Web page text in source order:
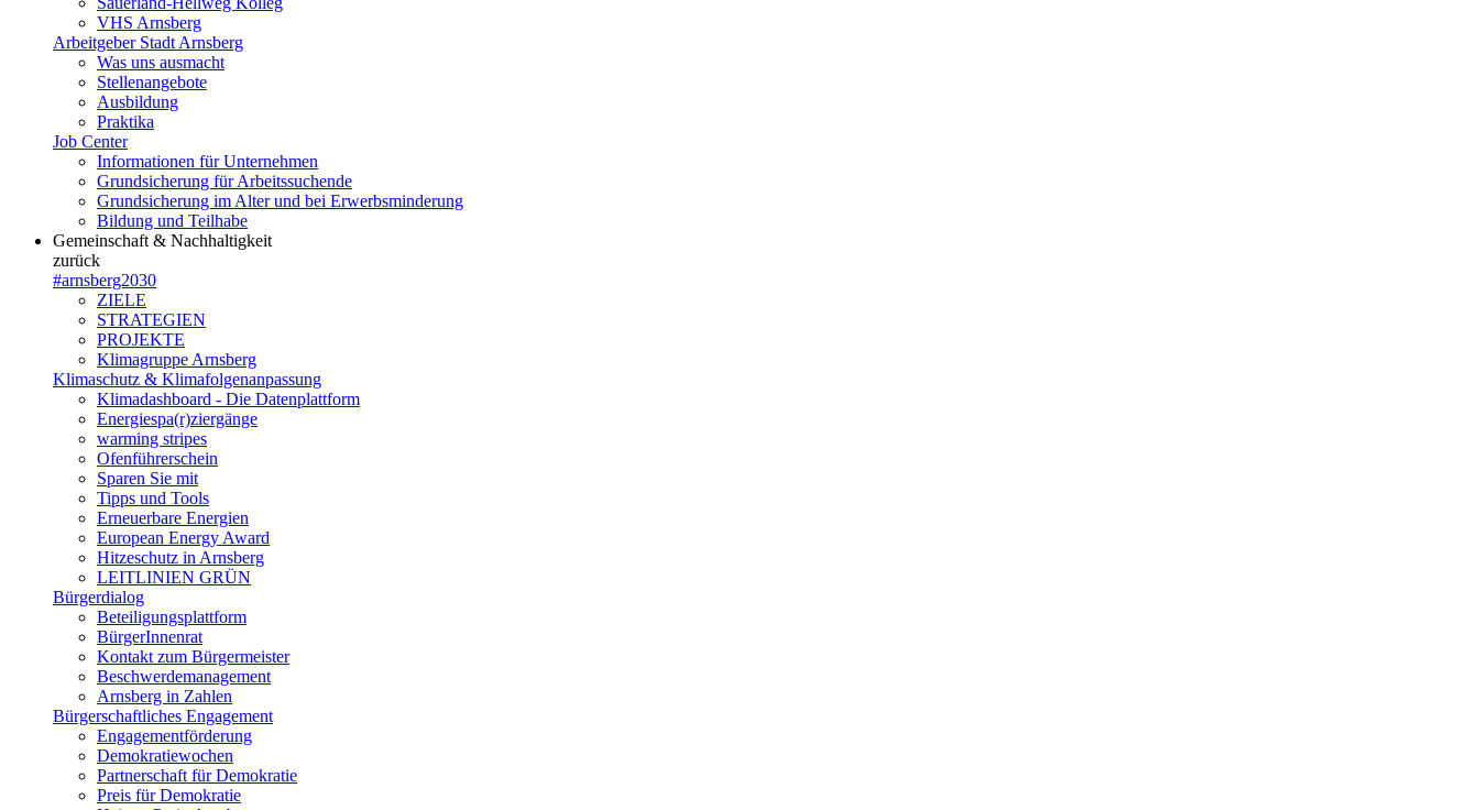
VHS Arnsberg
Arbeitgeber Stadt Arnsberg
Was uns ausmacht
Stellenangebote
Ausbildung
Praktika
Job Center
Informationen für Unternehmen
Grundsicherung für Arbeitssuchende
Grundsicherung im Alter und bei Erwerbsminderung
Bildung und Teilhabe
Gemeinschaft & Nachhaltigkeit
zurück
#arnsberg2030
ZIELE
STRATEGIEN
PROJEKTE
Klimagruppe Arnsberg
Klimaschutz & Klimafolgenanpassung
Klimadashboard - Die Datenplattform
Energiespa(r)ziergänge
warming stripes
Ofenführerschein
Sparen Sie mit
Tipps und Tools
Erneuerbare Energien
European Energy Award
Hitzeschutz in Arnsberg
LEITLINIEN GRÜN
Bürgerdialog
Beteiligungsplattform
BürgerInnenrat
Kontakt zum Bürgermeister
Beschwerdemanagement
Arnsberg in Zahlen
Bürgerschaftliches Engagement
Engagementförderung
Demokratiewochen
Partnerschaft für Demokratie
Preis für Demokratie